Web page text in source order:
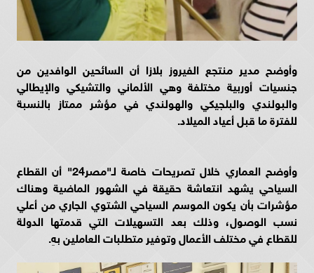
وأوضح مدير منتجع الفيروز بلازا أن السائحين الوافدين من
جنسيات أوربية مختلفة وهي الألماني والتشيكي والإيطالي
والبولندي والبلجيكي والهولندي في مؤشر ممتاز بالنسبة
للفترة ما قبل أعياد الميلاد.
وأوضح العماري خلال تصريحات خاصة لـ"مصر24" أن القطاع
السياحي يشهد انتعاشة حقيقة في الشهور الماضية وهناك
مؤشرات بأن يكون الموسم السياحي الشتوي الجاري من أعلي
نسب الوصول، وذلك بعد التسهيلات التي قدمتها الدولة
للقطاع في مختلف الأعمال وتوفير متطلبات العاملين بهِ.